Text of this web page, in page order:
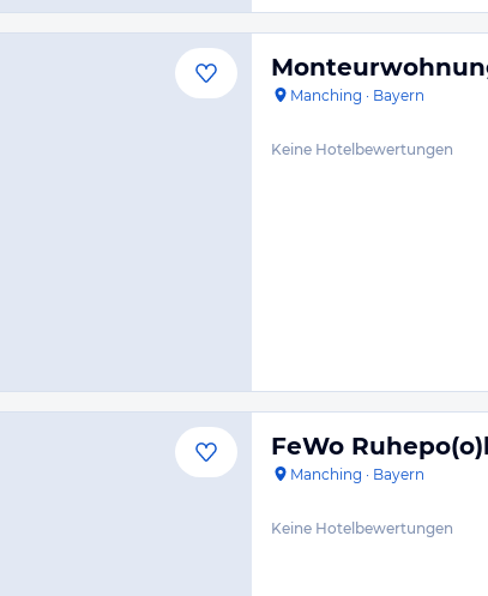
Manching · Bayern
Keine Hotelbewertungen
FeWo
Manching · Bayern
Keine Hotelbewertungen